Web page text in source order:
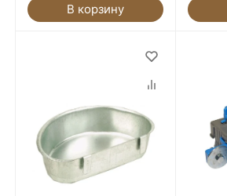
В корзину